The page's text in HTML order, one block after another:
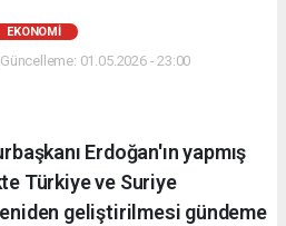
EKONOMI
01.05.2026 - 23:00
Erdoğan'ın yapmış
Türkiye ve Suriye
geliştirilmesi gündeme